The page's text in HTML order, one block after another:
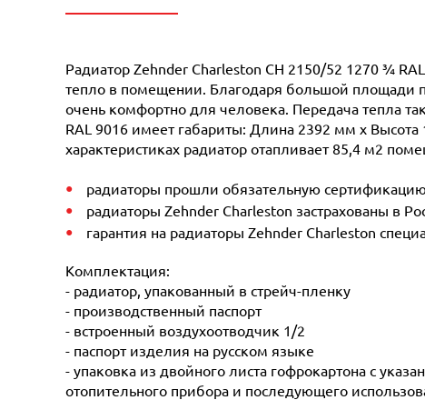
Радиатор Zehnder Charleston CH 2150/52 1270 ¾
тепло в помещении. Благодаря большой площади
очень комфортно для человека. Передача тепла
RAL 9016 имеет габариты: Длина 2392 мм х
характеристиках радиатор отапливает 85,4 м2
радиаторы прошли обязательную
радиаторы Zehnder Charleston застрахованы в
гарантия на радиаторы Zehnder Charleston
Комплектация:
- радиатор, упакованный в стрейч-пленку
- производственный паспорт
- встроенный воздухоотводчик 1/2
- паспорт изделия на русском языке
- упаковка из двойного листа гофрокартона с
отопительного прибора и последующего